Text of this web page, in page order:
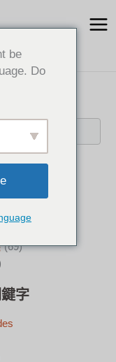
(21)
(69)
字
be
Do